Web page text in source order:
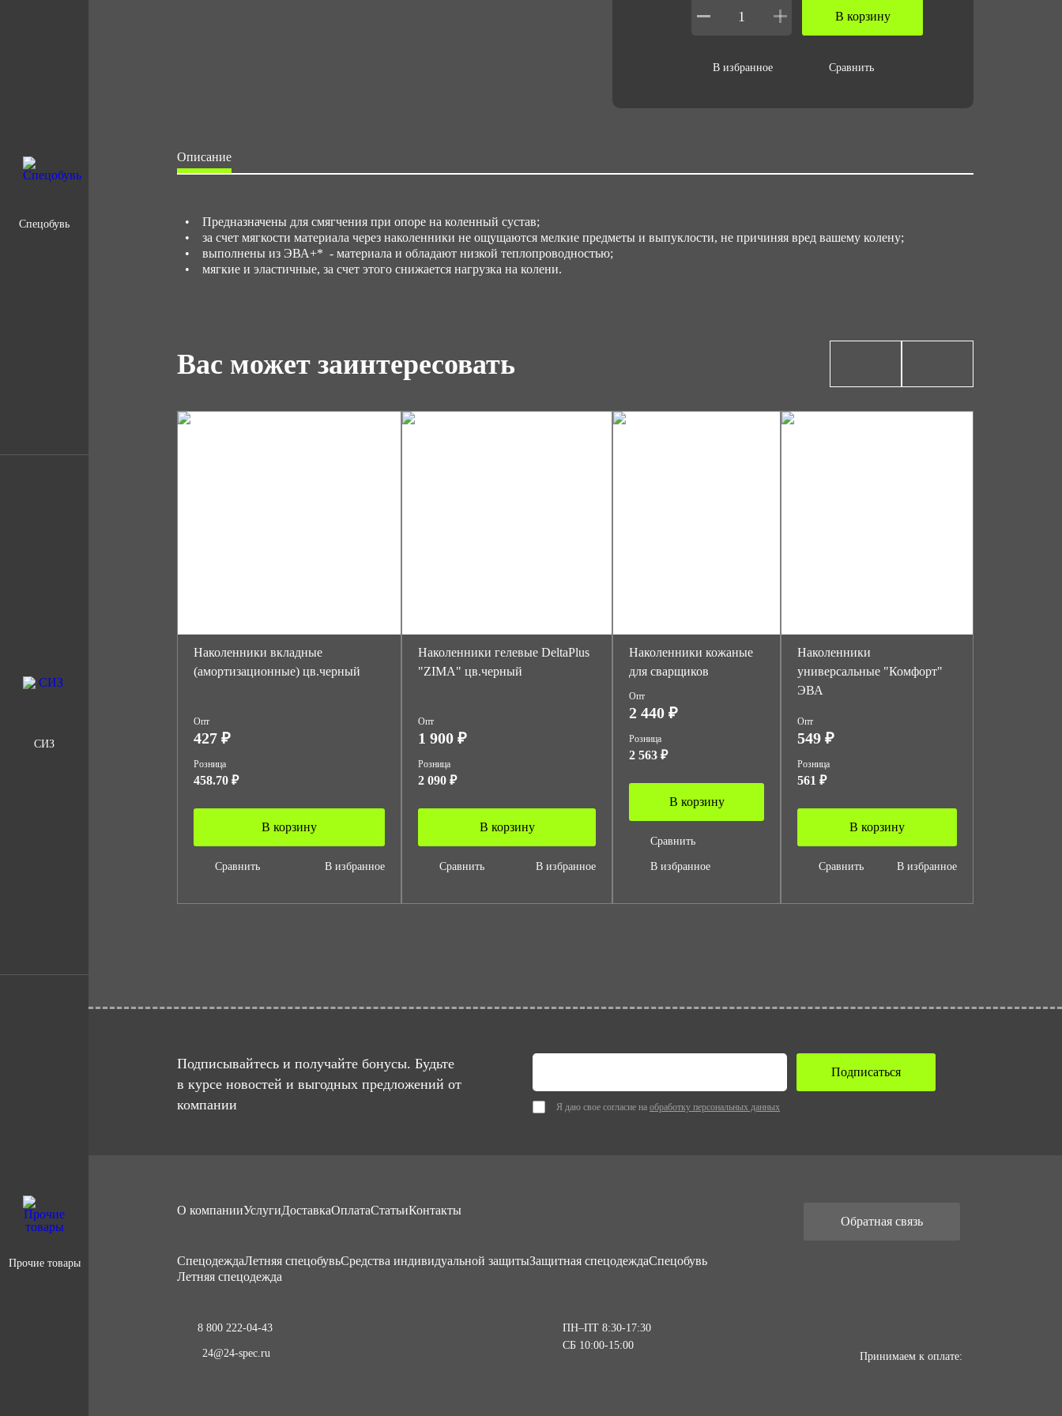
Спецобувь
СИЗ
Прочие товары
В корзину
В избранное Сравнить
Описание
• Предназначены для смягчения при опоре на коленный сустав;
• за счет мягкости материала через наколенники не ощущаются мелкие предметы и выпуклости, не причиняя вред вашему колену;
• выполнены из ЭВА+* - материала и обладают низкой теплопроводностью;
• мягкие и эластичные, за счет этого снижается нагрузка на колени.
Вас может заинтересовать
Наколенники вкладные
(амортизационные) цв.черный
Опт
427 ₽
Розница
458.70 ₽
В корзину
Сравнить В избранное
Наколенники гелевые DeltaPlus
"ZIMA" цв.черный
Опт
1 900 ₽
Розница
2 090 ₽
В корзину
Сравнить В избранное
Наколенники кожаные
для сварщиков
Опт
2 440 ₽
Розница
2 563 ₽
В корзину
Сравнить
В избранное
Наколенники
универсальные "Комфорт"
ЭВА
Опт
549 ₽
Розница
561 ₽
В корзину
Сравнить В избранное
Подписывайтесь и получайте бонусы. Будьте
в курсе новостей и выгодных предложений от
компании
Я даю свое согласие на обработку персональных данных
Подписаться
О компанииУслугиДоставкаОплатаСтатьиКонтакты
CпецодеждаЛетняя спецобувьСредства индивидуальной защитыЗащитная спецодеждаСпецобувь
Летняя спецодежда
8 800 222-04-43
24@24-spec.ru
ПН–ПТ 8:30-17:30
СБ 10:00-15:00
Обратная связь
Принимаем к оплате: